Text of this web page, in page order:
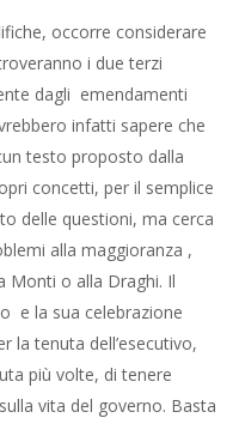
occorre considerare
i due terzi
dagli emendamenti
infatti sapere che
testo proposto dalla
concetti, per il semplice
delle questioni, ma cerca
alla maggioranza ,
Monti o alla Draghi. Il
e la sua celebrazione
la tenuta dell’esecutivo,
più volte, di tenere
vita del governo. Basta